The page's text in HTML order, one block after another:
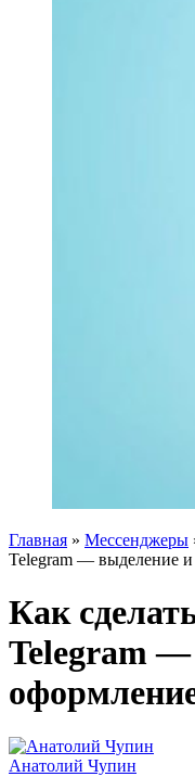
Главная » Мессенджеры
Telegram — выделение
Как
Telegram —
Анатолий Чупин